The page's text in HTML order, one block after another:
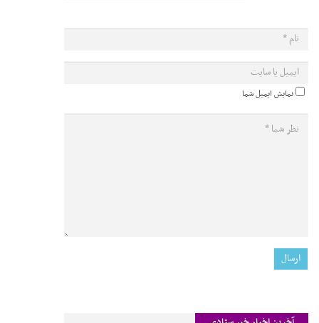
نمایش ایمیل شما